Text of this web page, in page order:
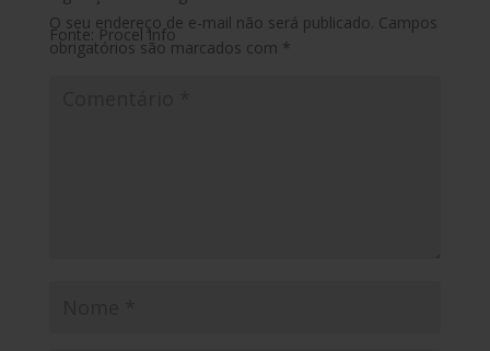
Fonte: Procel Info
O seu endereço de e-mail não será publicado. Campos
obrigatórios são marcados com *